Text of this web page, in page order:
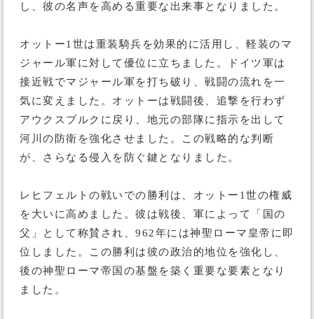
し、彼の名声を高める重要な出来事となりました。
オットー1世は重装騎兵を効果的に活用し、軽装のマ
ジャール軍に対して優位に立ちました。ドイツ軍は
接近戦でマジャール軍を打ち破り、戦闘の流れを一
気に変えました。オットーは戦闘後、追撃を行わず
アウクスブルクに戻り、地元の部隊に指示を出して
河川の防衛を強化させました。この戦略的な判断
が、さらなる侵入を防ぐ鍵となりました。
レヒフェルトの戦いでの勝利は、オットー1世の権威
を大いに高めました。彼は戦後、軍によって「国の
父」として称賛され、962年には神聖ローマ皇帝に即
位しました。この勝利は彼の政治的地位を強化し、
後の神聖ローマ帝国の基盤を築く重要な要素となり
ました。